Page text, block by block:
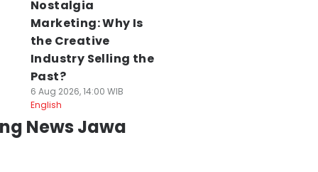
Nostalgia
Marketing: Why Is
the Creative
Industry Selling the
Past?
6 Aug 2026, 14:00 WIB
English
News Jawa